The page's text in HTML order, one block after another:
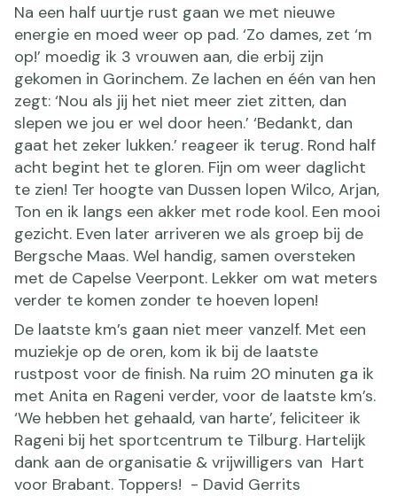
Na een half uurtje rust gaan we met nieuwe
energie en moed weer op pad. ‘Zo dames, zet ‘m
op!’ moedig ik 3 vrouwen aan, die erbij zijn
gekomen in Gorinchem. Ze lachen en één van hen
zegt: ‘Nou als jij het niet meer ziet zitten, dan
slepen we jou er wel door heen.’ ‘Bedankt, dan
gaat het zeker lukken.’ reageer ik terug. Rond half
acht begint het te gloren. Fijn om weer daglicht
te zien! Ter hoogte van Dussen lopen Wilco, Arjan,
Ton en ik langs een akker met rode kool. Een mooi
gezicht. Even later arriveren we als groep bij de
Bergsche Maas. Wel handig, samen oversteken
met de Capelse Veerpont. Lekker om wat meters
verder te komen zonder te hoeven lopen!
De laatste km’s gaan niet meer vanzelf. Met een
muziekje op de oren, kom ik bij de laatste
rustpost voor de finish. Na ruim 20 minuten ga ik
met Anita en Rageni verder, voor de laatste km’s.
‘We hebben het gehaald, van harte’, feliciteer ik
Rageni bij het sportcentrum te Tilburg. Hartelijk
dank aan de organisatie & vrijwilligers van Hart
voor Brabant. Toppers! - David Gerrits